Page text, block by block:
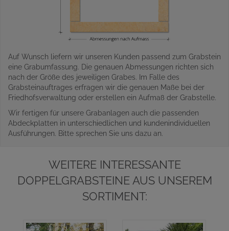
Auf Wunsch liefern wir unseren Kunden passend zum Grabstein
eine Grabumfassung. Die genauen Abmessungen richten sich
nach der Größe des jeweiligen Grabes. Im Falle des
Grabsteinauftrages erfragen wir die genauen Maße bei der
Friedhofsverwaltung oder erstellen ein Aufmaß der Grabstelle.
Wir fertigen für unsere Grabanlagen auch die passenden
Abdeckplatten in unterschiedlichen und kundenindividuellen
Ausführungen. Bitte sprechen Sie uns dazu an.
WEITERE INTERESSANTE
DOPPELGRABSTEINE AUS UNSEREM
SORTIMENT: